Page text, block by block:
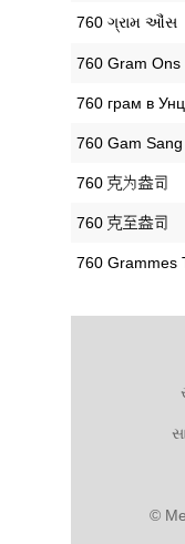
‎760 ગ્રામ ઔંસ
‎760 Gram Ons
‎760 грам в
‎760 Gam
‎760 克为盎司
‎760 克至盎司
‎760 Grammes
©